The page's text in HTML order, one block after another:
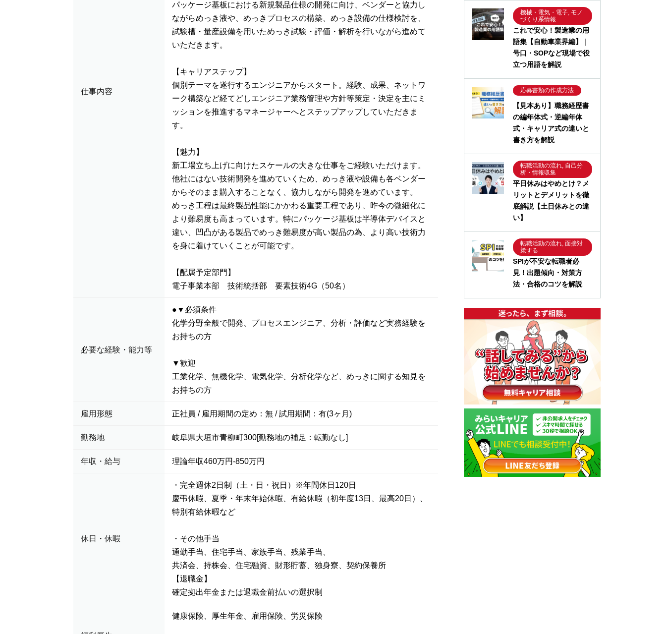
仕事内容
パッケージ基板における新規製品仕様の開発に向け、ベンダーと協力し
ながらめっき液や、めっきプロセスの構築、めっき設備の仕様検討を、
試験槽・量産設備を用いためっき試験・評価・解析を行いながら進めて
いただきます。
【キャリアステップ】
個別テーマを遂行するエンジニアからスタート。経験、成果、ネットワ
ーク構築など経てどしエンジニア業務管理や方針等策定・決定を主にミ
ッションを推進するマネージャーへとステップアップしていただきま
す。
【魅力】
新工場立ち上げに向けたスケールの大きな仕事をご経験いただけます。
他社にはない技術開発を進めていくため、めっき液や設備も各ベンダー
からそのまま購入することなく、協力しながら開発を進めています。
めっき工程は最終製品性能にかかわる重要工程であり、昨今の微細化に
より難易度も高まっています。特にパッケージ基板は半導体デバイスと
違い、凹凸がある製品でめっき難易度が高い製品の為、より高い技術力
を身に着けていくことが可能です。
【配属予定部門】
電子事業本部 技術統括部 要素技術4G（50名）
必要な経験・能力等
●▼必須条件
化学分野全般で開発、プロセスエンジニア、分析・評価など実務経験を
お持ちの方
▼歓迎
工業化学、無機化学、電気化学、分析化学など、めっきに関する知見を
お持ちの方
雇用形態 正社員 / 雇用期間の定め：無 / 試用期間：有(3ヶ月)
勤務地 岐阜県大垣市青柳町300[勤務地の補足：転勤なし]
年収・給与 理論年収460万円-850万円
休日・休暇
・完全週休2日制（土・日・祝日）※年間休日120日
慶弔休暇、夏季・年末年始休暇、有給休暇（初年度13日、最高20日）、
特別有給休暇など
・その他手当
通勤手当、住宅手当、家族手当、残業手当、
共済会、持株会、住宅融資、財形貯蓄、独身寮、契約保養所
【退職金】
確定拠出年金または退職金前払いの選択制
健康保険、厚生年金、雇用保険、労災保険
機械・電気・電子, モノ
づくり系情報
これで安心！製造業の用
語集【自動車業界編】｜
号口・SOPなど現場で役
立つ用語を解説
応募書類の作成方法
【見本あり】職務経歴書
の編年体式・逆編年体
式・キャリア式の違いと
書き方を解説
転職活動の流れ, 自己分
析・情報収集
平日休みはやめとけ？メ
リットとデメリットを徹
底解説【土日休みとの違
い】
転職活動の流れ, 面接対
策する
SPIが不安な転職者必
見！出題傾向・対策方
法・合格のコツを解説